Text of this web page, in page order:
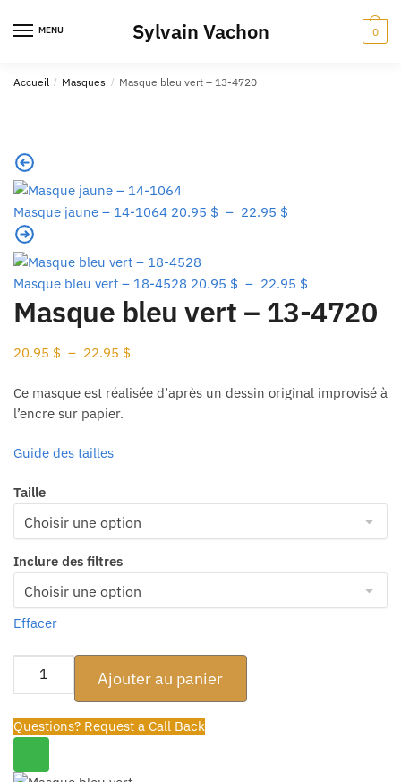
MENU Sylvain Vachon 0
Accueil / Masques / Masque bleu vert – 13-4720
Masque jaune – 14-1064 20.95 $ – 22.95 $
20.95 $
22.95 $
Masque bleu vert – 18-4528 20.95 $ – 22.95 $
de
prix :
22.95 $
Masque bleu vert – 13-4720
20.95 $ – 22.95 $
prix :
Ce masque est réalisée d’après un dessin original improvisé à
l’encre sur papier.
Guide des tailles
Taille
Inclure des filtres
Effacer
bleu
–
Ajouter au panier
Questions? Request a Call Back